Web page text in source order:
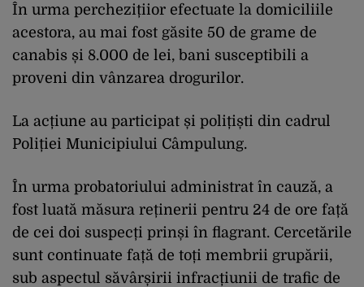
În urma perchezițiior efectuate la domiciliile
acestora, au mai fost găsite 50 de grame de
canabis și 8.000 de lei, bani susceptibili a
proveni din vânzarea drogurilor.
La acțiune au participat și polițiști din cadrul
Poliției Municipiului Câmpulung.
În urma probatoriului administrat în cauză, a
fost luată măsura reținerii pentru 24 de ore față
de cei doi suspecți prinși în flagrant. Cercetările
sunt continuate față de toți membrii grupării,
sub aspectul săvârșirii infracțiunii de trafic de